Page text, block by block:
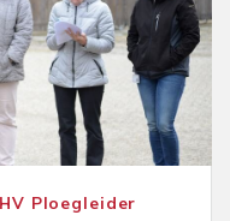
Ploegleider